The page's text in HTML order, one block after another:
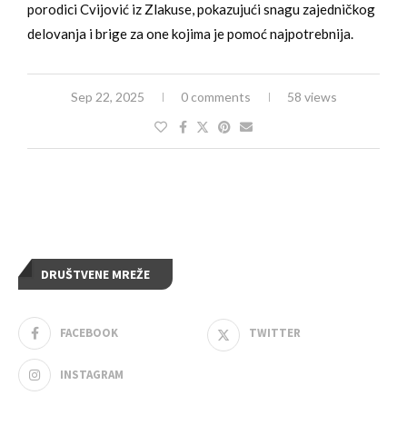
porodici Cvijović iz Zlakuse, pokazujući snagu zajedničkog
delovanja i brige za one kojima je pomoć najpotrebnija.
Sep 22, 2025 0 comments 58 views
DRUŠTVENE MREŽE
FACEBOOK TWITTER
INSTAGRAM